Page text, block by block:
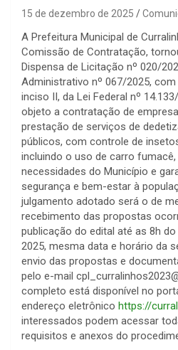
15 de dezembro de 2025
A Prefeitura Municipal de
Comissão de Contratação,
Dispensa de Licitação nº 020/
Administrativo nº 067/2025,
inciso II, da Lei Federal nº
objeto a contratação de
prestação de serviços de
públicos, com controle de
incluindo o uso de carro
necessidades do Município e
segurança e bem-estar à
julgamento adotado será o de
recebimento das propostas
publicação do edital até as 8h
2025, mesma data e horário da
envio das propostas e
pelo e-mail
completo está disponível no
endereço eletrônico https://
interessados podem acessar
requisitos e anexos do